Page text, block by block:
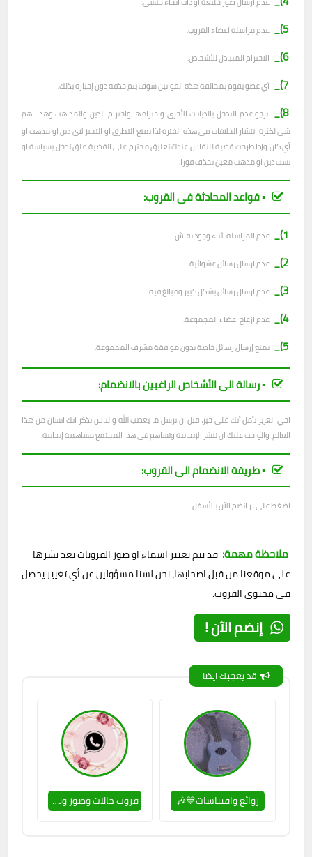
5)_ عدم مراسلة أعضاء القروب.
6)_ الاحترام المتبادل للأشخاص.
7)_ أي عضو يقوم بمخالفة هذه القوانين سوف يتم حذفه دون إخباره بذلك.
8)_
نرجو عدم التدخل بالديانات الأخرى واحترامها واحترام الدين والمذاهب وهذا اهم
شي لكثرة انتشار الخلافات في هذه الفترة لذا يمنع التطرق او التحيز لاي دين او مذهب او
أي كان وإذا طرحت قضية للنقاش عندك تعليق محترم على القضية علق تدخل بسياسة او
تسب دين او مذهب معين تحذف فورا.
▪︎ قواعد المحادثة في القروب:
1)_
عدم المراسلة اثناء وجود نقاش.
2)_ عدم ارسال رسائل عشوائية.
3)_ عدم ارسال رسائل بشكل كبير ومبالغ فيه.
4)_ عدم ازعاج اعضاء المجموعة.
5)_ يمنع إرسال رسائل خاصة بدون موافقة مشرف المجموعة.
▪︎ رسالة الى الأشخاص الراغبين بالانضمام:
اخي العزيز نأمل أنك على خير، قبل ان ترسل ما يغضب الله والناس تذكر انك انسان من هذا
العالم، والواجب عليك ان تنشر الإيجابية وتساهم في هذا المجتمع مساهمة إيجابية.
▪︎ طريقة الانضمام الى القروب:
اضغط على زر انضم الآن بالأسفل
ملاحظة مهمة: قد يتم تغيير اسماء او صور القروبات بعد نشرها
على موقعنا من قبل اصحابها، نحن لسنا مسؤولين عن أي تغيير يحصل
في محتوى القروب.
إنضم الآن !
قد يعجبك ايضا
روائع واقتباسات💙🎶 قروب حالات وصور وتعارف😉🚫